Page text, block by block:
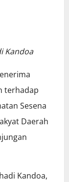
Kandoa
terhadap
Sesena
Daerah
Kandoa,